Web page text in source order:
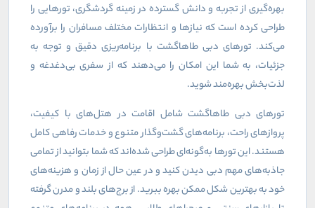
بهره‌گیری از تجربه و دانش گسترده در زمینه گردشگری، تورهایی را
طراحی کرده است که نیازها و انتظارات مختلف مسافران را برآورده
می‌کند. تورهای دبی طاهاگشت با برنامه‌ریزی دقیق و توجه به
جزئیات، به شما این امکان را می‌دهند که از سفری بی‌دغدغه و
لذت‌بخش بهره‌مند شوید.
تورهای دبی طاهاگشت شامل اقامت در هتل‌های با کیفیت،
پروازهای راحت، برنامه‌های گشت‌وگذار متنوع و خدمات رفاهی کامل
هستند. این تورها به‌گونه‌ای طراحی شده‌اند که شما بتوانید از تمامی
جاذبه‌های مهم دبی دیدن کنید و در عین حال از زمان و هزینه‌های
خود به بهترین شکل ممکن بهره ببرید. از برج‌های بلند و مدرن گرفته